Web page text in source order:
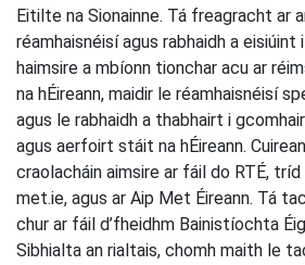
Eitilte na Sionainne. Tá freagracht ar
réamhaisnéisí agus rabhaidh a eisiúint
haimsire a mbíonn tionchar acu ar
na hÉireann, maidir le réamhaisnéisí
agus le rabhaidh a thabhairt i
agus aerfoirt stáit na hÉireann.
craolacháin aimsire ar fáil do RTÉ,
met.ie, agus ar Aip Met Éireann. Tá
chur ar fáil d’fheidhm Bainistíochta
Sibhialta an rialtais, chomh maith le